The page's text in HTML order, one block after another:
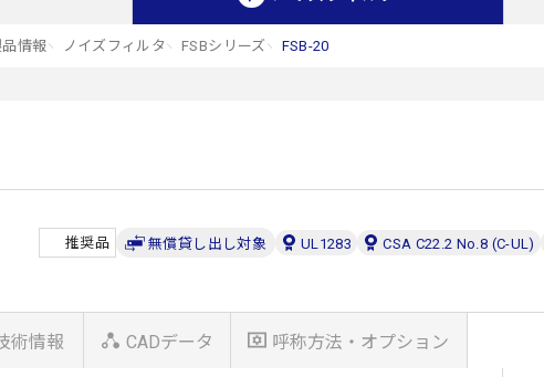
情報 ノイズフィルタ FSBシリーズ FSB-20
推奨品 無償貸し出し対象 UL1283 CSA C22.2 No.8 (C-UL)
術情報 CADデータ 呼称方法・オプション